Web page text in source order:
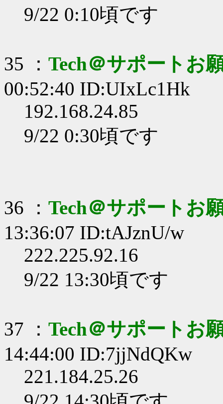
9/22 0:10頃です
35 ： Tech＠サポートお
00:52:40 ID:UIxLc1Hk
192.168.24.85
9/22 0:30頃です
36 ： Tech＠サポートお
13:36:07 ID:tAJznU/w
222.225.92.16
9/22 13:30頃です
37 ： Tech＠サポートお
14:44:00 ID:7jjNdQKw
221.184.25.26